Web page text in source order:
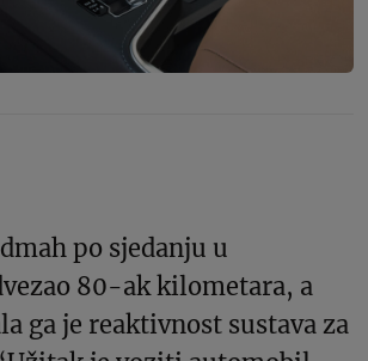
po sjedanju u
80-ak kilometara, a
ga je reaktivnost sustava za